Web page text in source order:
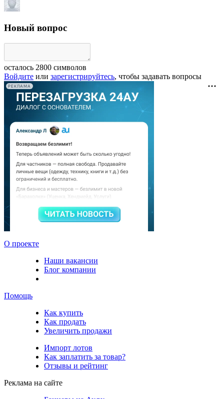
Новый вопрос
осталось 2800 символов
Войдите или зарегистрируйтесь, чтобы задавать вопросы
РЕКЛАМА
О проекте
Наши вакансии
Блог компании
Помощь
Как купить
Как продать
Увеличить продажи
Импорт лотов
Как заплатить за товар?
Отзывы и рейтинг
Реклама на сайте